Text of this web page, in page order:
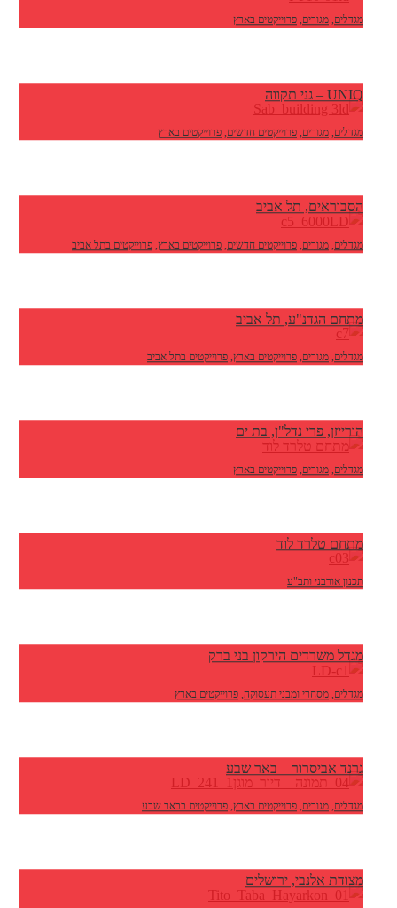
מגדלים, מגורים, פרוייקטים בארץ
UNIQ – גני תקווה
מגדלים, מגורים, פרוייקטים חדשים, פרוייקטים בארץ
הסבוראים, תל אביב
מגדלים מגורים פרוייקטים חדשים פרוייקטים בארץ פרוייקטים בתל אביב
מתחם הגדנ"ע, תל אביב
מגדלים, מגורים, פרוייקטים בארץ, פרוייקטים בתל אביב
הורייזן, פרי נדל"ן, בת ים
מגדלים, מגורים, פרוייקטים בארץ
מתחם טלרד לוד
תכנון אורבני ותב"ע
מגדל משרדים הירקון בני ברק
מגדלים, מסחרי ומבני תעסוקה, פרוייקטים בארץ
גרנד אביסרור – באר שבע
מגדלים, מגורים, פרוייקטים בארץ, פרוייקטים בבאר שבע
מצודת אלנבי, ירושלים